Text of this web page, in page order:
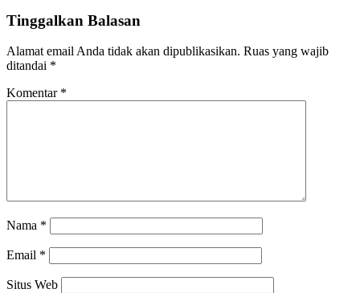
Tinggalkan Balasan
Alamat email Anda tidak akan dipublikasikan. Ruas yang wajib
ditandai *
Komentar *
Nama *
Email *
Situs Web